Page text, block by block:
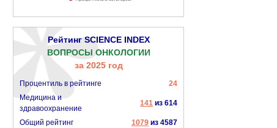
Рейтинг SCIENCE INDEX
ВОПРОСЫ ОНКОЛОГИИ
за 2025 год
Процентиль в рейтинге
24
Медицина и
здравоохранение
141из 614
Общий рейтинг 1079из 4587